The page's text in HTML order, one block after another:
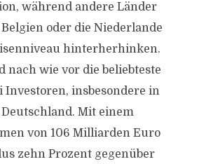
während andere Länder
oder die Niederlande
hinterherhinken.
nach wie vor die beliebteste
Investoren, insbesondere in
Mit einem
von 106 Milliarden Euro
zehn Prozent gegenüber